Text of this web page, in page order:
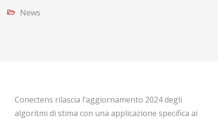
News
Conectens rilascia l’aggiornamento 2024 degli
algoritmi di stima con una applicazione specifica ai